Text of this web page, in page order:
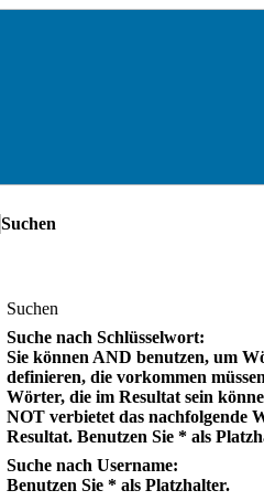
Suchen
Suchen
Suche nach Schlüsselwort:
Sie können AND benutzen, um
definieren, die vorkommen
Wörter, die im Resultat sein
NOT verbietet das nachfolgende
Resultat. Benutzen Sie * als
Suche nach Username:
Benutzen Sie * als Platzhalter.